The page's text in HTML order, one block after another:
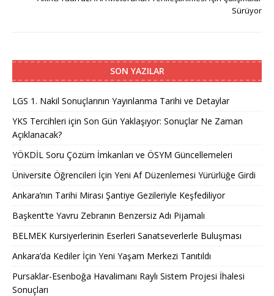
Sürüyor
SON YAZILAR
LGS 1. Nakil Sonuçlarının Yayınlanma Tarihi ve Detaylar
YKS Tercihleri için Son Gün Yaklaşıyor: Sonuçlar Ne Zaman
Açıklanacak?
YÖKDİL Soru Çözüm İmkanları ve ÖSYM Güncellemeleri
Üniversite Öğrencileri İçin Yeni Af Düzenlemesi Yürürlüğe Girdi
Ankara’nın Tarihi Mirası Şantiye Gezileriyle Keşfediliyor
Başkent’te Yavru Zebranın Benzersiz Adı Pijamalı
BELMEK Kursiyerlerinin Eserleri Sanatseverlerle Buluşması
Ankara’da Kediler İçin Yeni Yaşam Merkezi Tanıtıldı
Pursaklar-Esenboğa Havalimanı Raylı Sistem Projesi İhalesi
Sonuçları